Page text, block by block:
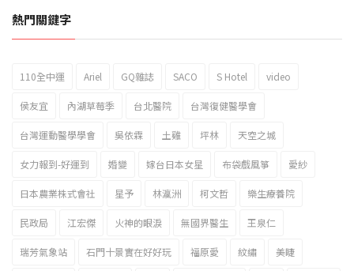
2023新北市北海岸國際風箏節「風在石起」霸氣回歸
熱門關鍵字
110全中運 Ariel GQ雜誌 SACO S Hotel video
侯友宜 內湖草莓季 台北醫院 台灣復健醫學會
台灣運動醫學學會 吳依霖 土雞 坪林 天空之城
女力報到-好運到 婚變 嫁台日本女星 布袋戲風箏 愛紗
日本農業株式會社 星予 林瀛洲 柯文哲 樂生療養院
民政局 江宏傑 火神的眼淚 無國界醫生 王泉仁
瑞芳氣象站 石門十景實在好好玩 福原愛 紋繡 美睫